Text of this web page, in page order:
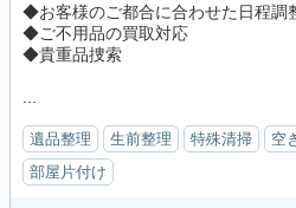
◆お客様のご都合に合わせた日程調
◆ご不用品の買取対応
◆貴重品捜索
遺品整理 生前整理 特殊清掃 空
部屋片付け